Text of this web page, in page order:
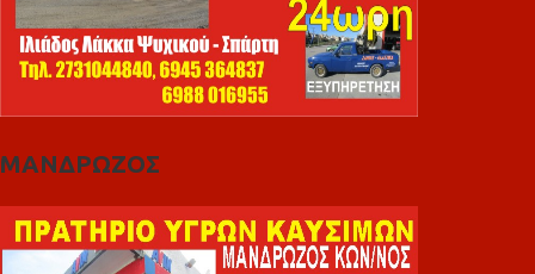
ΜΑΝΔΡΩΖΟΣ